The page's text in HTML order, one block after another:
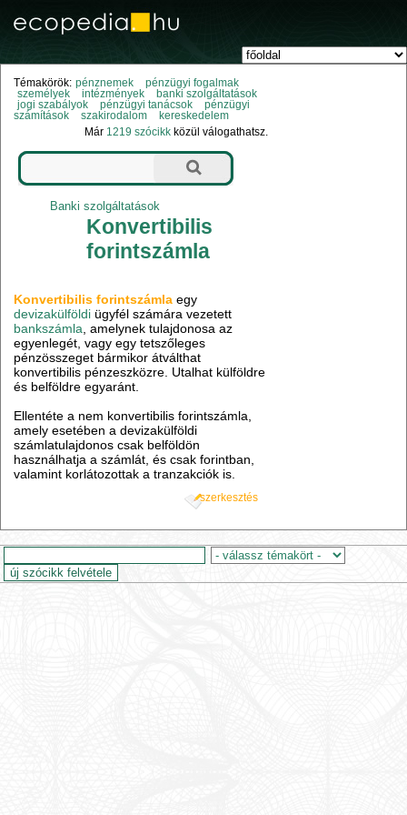
Témakörök: pénznemek
pénzügyi fogalmak
személyek
intézmények
banki szolgáltatások
jogi szabályok
pénzügyi tanácsok
pénzügyi
számítások
szakirodalom
kereskedelem
Már 1219 szócikk közül válogathatsz.
Banki szolgáltatások
Konvertibilis
forintszámla
Konvertibilis forintszámla egy
devizakülföldi ügyfél számára vezetett
bankszámla , amelynek tulajdonosa az
egyenlegét, vagy egy tetszőleges
pénzösszeget bármikor átválthat
konvertibilis pénzeszközre. Utalhat külföldre
és belföldre egyaránt.
Ellentéte a nem konvertibilis forintszámla,
amely esetében a devizakülföldi
számlatulajdonos csak belföldön
használhatja a számlát, és csak forintban,
valamint korlátozottak a tranzakciók is.
szerkesztés